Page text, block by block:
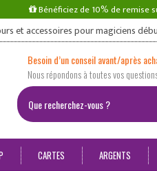
Bénéficiez de 10% de remise
et accessoires pour magiciens
Besoin d’un conseil avant/après
Nous répondons à toutes vos
CARTES ARGENTS